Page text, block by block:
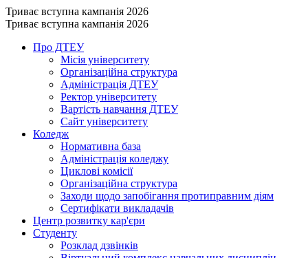
Триває вступна кампанія 2026
Триває вступна кампанія 2026
Про ДТЕУ
Місія університету
Організаційна структура
Адміністрація ДТЕУ
Ректор університету
Вартість навчання ДТЕУ
Сайт університету
Коледж
Нормативна база
Адміністрація коледжу
Циклові комісії
Організаційна структура
Заходи щодо запобігання протиправним діям
Сертифікати викладачів
Центр розвитку кар'єри
Студенту
Розклад дзвінків